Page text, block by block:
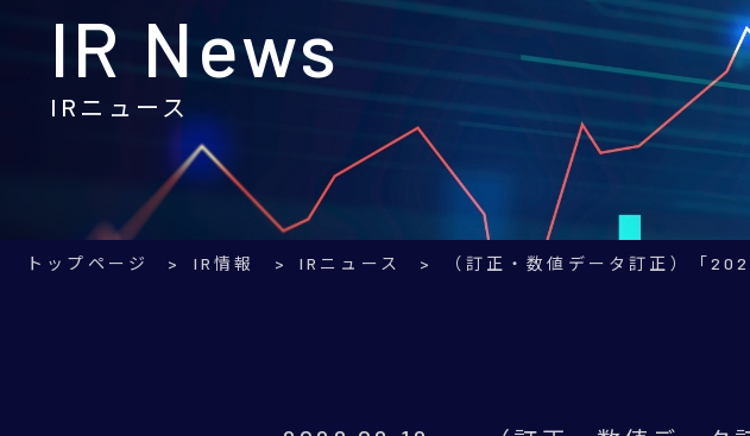
経営方針
沿革
IRニュース
IRスケジュール
決算・財務情報
IR News
IRニュース
トップページ IR情報 IRニュース （訂正・数値データ訂正）「